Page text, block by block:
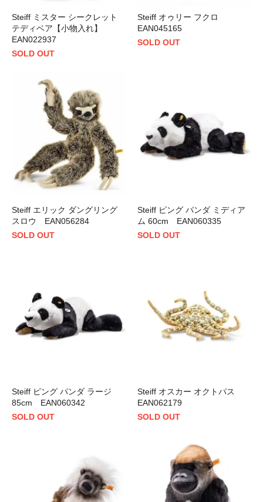
Steiff ミスター シークレット
テディベア【小物入れ】
EAN022937
SOLD OUT
Steiff オゥリー フクロ
EAN045165
SOLD OUT
Steiff エリック ダングリング
スロウ EAN056284
SOLD OUT
Steiff ピング パンダ ミディア
ム 60cm EAN060335
SOLD OUT
Steiff ピング パンダ ラージ
85cm EAN060342
SOLD OUT
Steiff オスカー オクトパス
EAN062179
SOLD OUT